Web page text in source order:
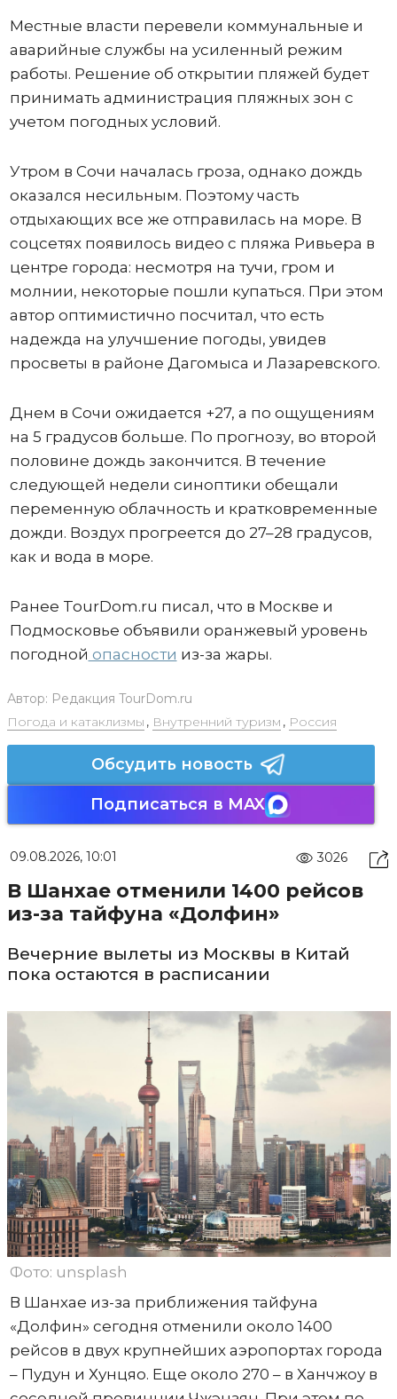
Местные власти перевели коммунальные и
аварийные службы на усиленный режим
работы. Решение об открытии пляжей будет
принимать администрация пляжных зон с
учетом погодных условий.
Утром в Сочи началась гроза, однако дождь
оказался несильным. Поэтому часть
отдыхающих все же отправилась на море. В
соцсетях появилось видео с пляжа Ривьера в
центре города: несмотря на тучи, гром и
молнии, некоторые пошли купаться. При этом
автор оптимистично посчитал, что есть
надежда на улучшение погоды, увидев
просветы в районе Дагомыса и Лазаревского.
Днем в Сочи ожидается +27, а по ощущениям
на 5 градусов больше. По прогнозу, во второй
половине дождь закончится. В течение
следующей недели синоптики обещали
переменную облачность и кратковременные
дожди. Воздух прогреется до 27–28 градусов,
как и вода в море.
Ранее TourDom.ru писал, что в Москве и
Подмосковье объявили оранжевый уровень
погодной опасности из-за жары.
Автор: Редакция TourDom.ru
Погода и катаклизмы , Внутренний туризм , Россия
Обсудить новость
Подписаться в MAX
09.08.2026, 10:01 3026
В Шанхае отменили 1400 рейсов
из-за тайфуна «Долфин»
Вечерние вылеты из Москвы в Китай
пока остаются в расписании
Фото: unsplash
В Шанхае из-за приближения тайфуна
«Долфин» сегодня отменили около 1400
рейсов в двух крупнейших аэропортах города
– Пудун и Хунцяо. Еще около 270 – в Ханчжоу в